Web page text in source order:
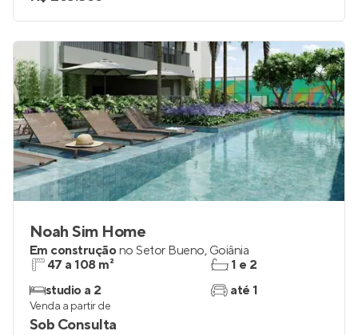
Noah Sim Home
Em construçãono Setor Bueno, Goiânia
47 a 108 m²
studio a 2
1 e 2
até 1
Venda a partir de
Sob Consulta